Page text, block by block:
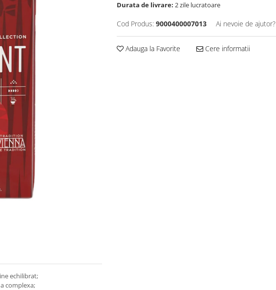
Durata de livrare: 2 zile lucratoare
Cod Produs: 9000400007013 Ai nevoie de ajutor?
Adauga la Favorite Cere informatii
echilibrat;
complexa;